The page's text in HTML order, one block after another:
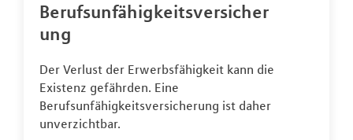
Berufsunfähigkeitsversicher
ung
Der Verlust der Erwerbsfähigkeit kann die
Existenz gefährden. Eine
Berufsunfähigkeitsversicherung ist daher
unverzichtbar.